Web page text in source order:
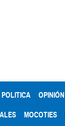
POLITICA OPINIÓN
MOCOTIES